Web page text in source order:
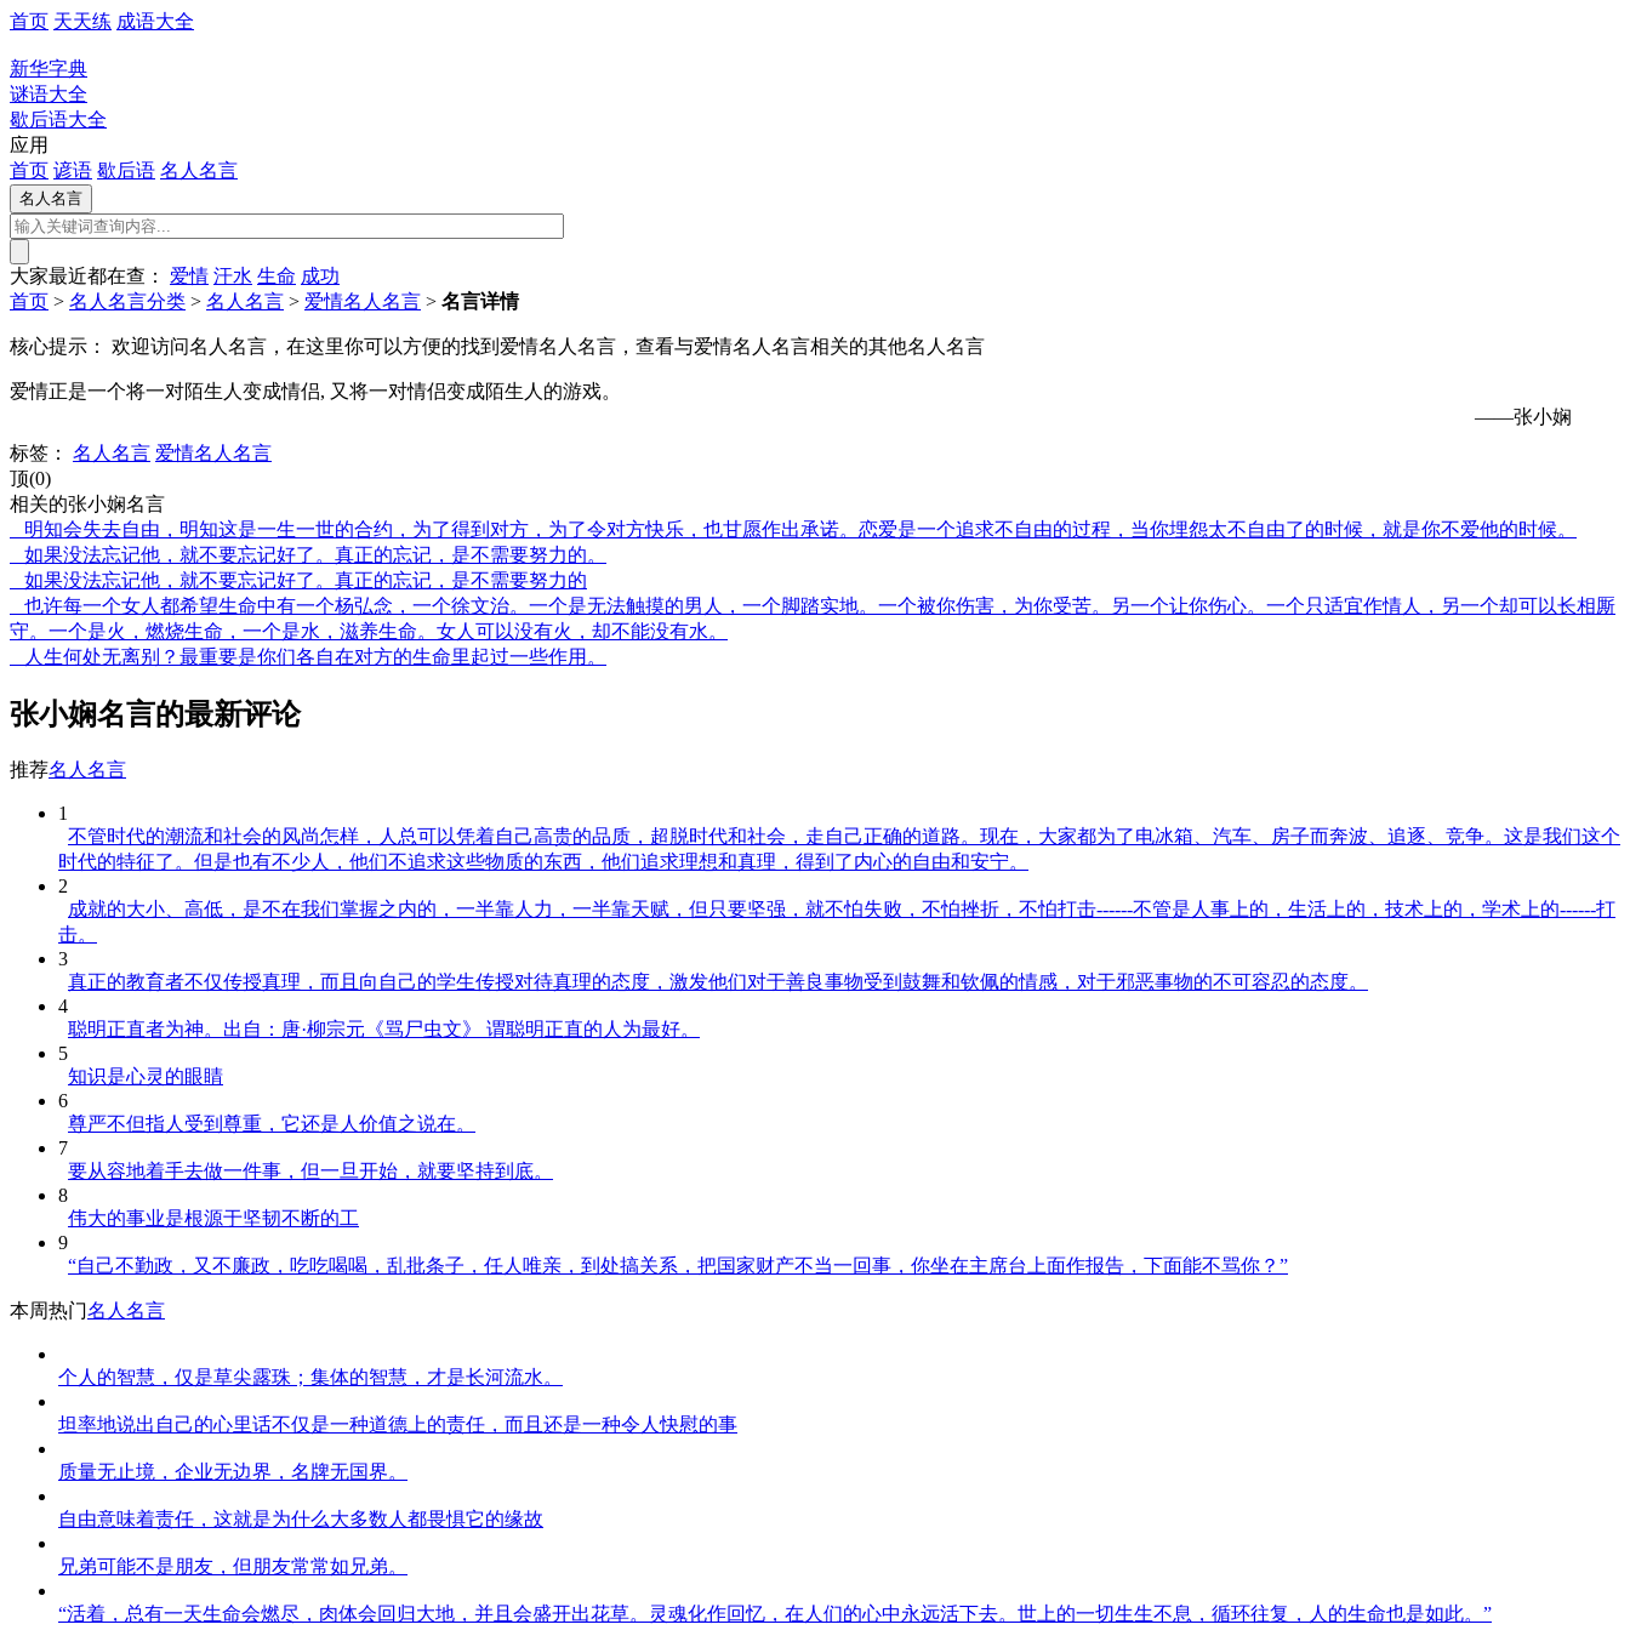
首页 天天练 成语大全
新华字典
谜语大全
歇后语大全
应用
首页 谚语 歇后语 名人名言
大家最近都在查： 爱情 汗水 生命 成功
首页 > 名人名言分类 > 名人名言 > 爱情名人名言 > 名言详情
核心提示： 欢迎访问名人名言，在这里你可以方便的找到爱情名人名言，查看与爱情名人名言相关的其他名人名言
爱情正是一个将一对陌生人变成情侣, 又将一对情侣变成陌生人的游戏。
——张小娴
标签：
名人名言 爱情名人名言
顶(0)
相关的张小娴名言
明知会失去自由，明知这是一生一世的合约，为了得到对方，为了令对方快乐，也甘愿作出承诺。恋爱是一个追求不自由的过程，当你埋怨太不自由了的时候，就是你不爱他的时候。
如果没法忘记他，就不要忘记好了。真正的忘记，是不需要努力的。
如果没法忘记他，就不要忘记好了。真正的忘记，是不需要努力的
也许每一个女人都希望生命中有一个杨弘念，一个徐文治。一个是无法触摸的男人，一个脚踏实地。一个被你伤害，为你受苦。另一个让你伤心。一个只适宜作情人，另一个却可以长相厮
守。一个是火，燃烧生命，一个是水，滋养生命。女人可以没有火，却不能没有水。
人生何处无离别？最重要是你们各自在对方的生命里起过一些作用。
张小娴名言的最新评论
推荐名人名言
1
不管时代的潮流和社会的风尚怎样，人总可以凭着自己高贵的品质，超脱时代和社会，走自己正确的道路。现在，大家都为了电冰箱、汽车、房子而奔波、追逐、竞争。这是我们这个
时代的特征了。但是也有不少人，他们不追求这些物质的东西，他们追求理想和真理，得到了内心的自由和安宁。
2
成就的大小、高低，是不在我们掌握之内的，一半靠人力，一半靠天赋，但只要坚强，就不怕失败，不怕挫折，不怕打击------不管是人事上的，生活上的，技术上的，学术上的------打
击。
3
真正的教育者不仅传授真理，而且向自己的学生传授对待真理的态度，激发他们对于善良事物受到鼓舞和钦佩的情感，对于邪恶事物的不可容忍的态度。
4
聪明正直者为神。出自：唐·柳宗元《骂尸虫文》 谓聪明正直的人为最好。
5
知识是心灵的眼睛
6
尊严不但指人受到尊重，它还是人价值之说在。
7
要从容地着手去做一件事，但一旦开始，就要坚持到底。
8
伟大的事业是根源于坚韧不断的工
9
“自己不勤政，又不廉政，吃吃喝喝，乱批条子，任人唯亲，到处搞关系，把国家财产不当一回事，你坐在主席台上面作报告，下面能不骂你？”
本周热门名人名言
个人的智慧，仅是草尖露珠；集体的智慧，才是长河流水。
坦率地说出自己的心里话不仅是一种道德上的责任，而且还是一种令人快慰的事
质量无止境，企业无边界，名牌无国界。
自由意味着责任，这就是为什么大多数人都畏惧它的缘故
兄弟可能不是朋友，但朋友常常如兄弟。
“活着，总有一天生命会燃尽，肉体会回归大地，并且会盛开出花草。灵魂化作回忆，在人们的心中永远活下去。世上的一切生生不息，循环往复，人的生命也是如此。”